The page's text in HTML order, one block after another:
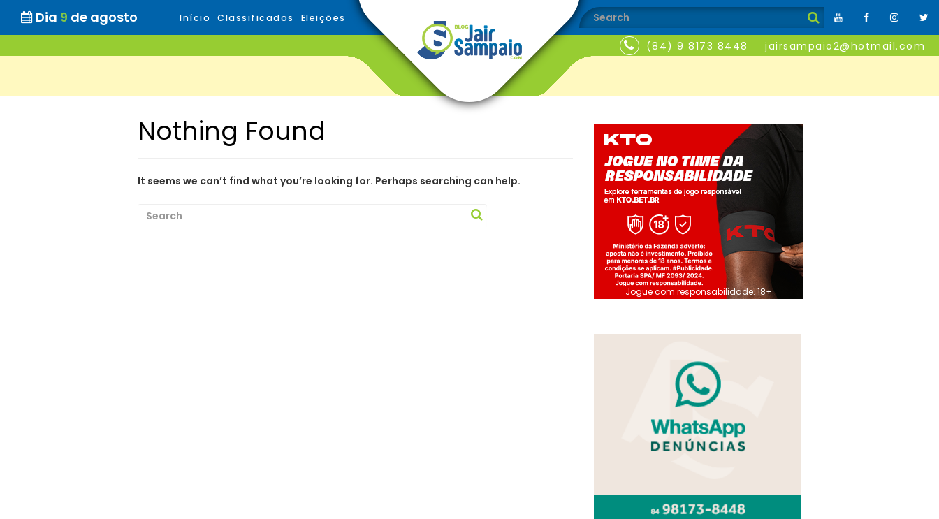
Dia 9 de agosto Início Classificados Eleições
(84) 9 8173 8448 jairsampaio2@hotmail.com
Nothing Found
It seems we can’t find what you’re looking for. Perhaps searching can help.
Jogue com responsabilidade. 18+